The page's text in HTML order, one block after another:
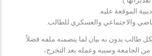
الموقعة عليه.
والاجتماعي والعسكري للطالب.
طالب يدون به بيان لما يتضمنه ملفه فضلاً
الجامعة وسببه وعمله بعد التخرج،